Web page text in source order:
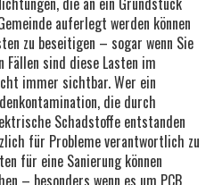
auferlegt werden können
zu beseitigen – sogar wenn Sie
Fällen sind diese Lasten im
immer sichtbar. Wer ein
, die durch
Schadstoffe entstanden
für Probleme verantwortlich zu
für eine Sanierung können
– besonders wenn es um PCB